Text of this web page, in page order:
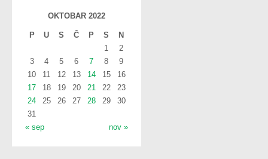
OKTOBAR 2022
P U S Č P S N
« sep nov »
1
2
3
4 5 6 7 8
9
10
11 12 13 14 15
16
17
18 19 20 21 22
23
24
25 26 27 28 29
30
31